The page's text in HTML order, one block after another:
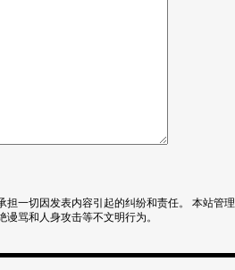
一切因发表内容引起的纠纷和责任。 本站管理
骂和人身攻击等不文明行为。